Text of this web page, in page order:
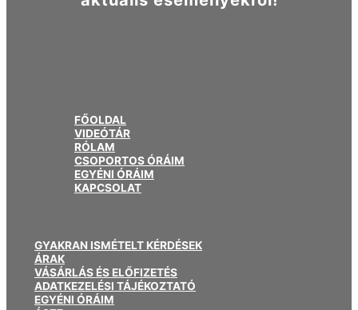
FŐOLDAL
VIDEÓTÁR
RÓLAM
CSOPORTOS ÓRÁIM
EGYÉNI ÓRÁIM
KAPCSOLAT
GYAKRAN ISMÉTELT KÉRDÉSEK
ÁRAK
VÁSÁRLÁS ÉS ELŐFIZETÉS
ADATKEZELÉSI TÁJÉKOZTATÓ
EGYÉNI ÓRÁIM